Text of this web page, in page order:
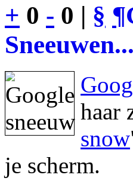
+ 0 - 0 | § ¶
Sneeuwen...
haar
snow
je scherm.